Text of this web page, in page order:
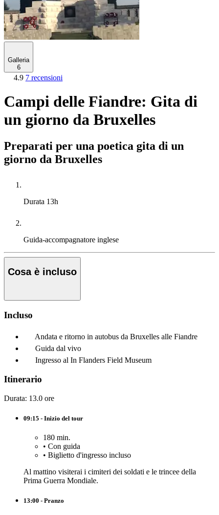
Galleria
6
4.9 7 recensioni
Campi delle Fiandre: Gita di
un giorno da Bruxelles
Preparati per una poetica gita di un
giorno da Bruxelles
Durata 13h
Guida-accompagnatore inglese
Cosa è incluso
Incluso
Andata e ritorno in autobus da Bruxelles alle Fiandre
Guida dal vivo
Ingresso al In Flanders Field Museum
Itinerario
Durata: 13.0 ore
09:15 - Inizio del tour
180 min.
• Con guida
• Biglietto d'ingresso incluso
Al mattino visiterai i cimiteri dei soldati e le trincee della
Prima Guerra Mondiale.
13:00 - Pranzo